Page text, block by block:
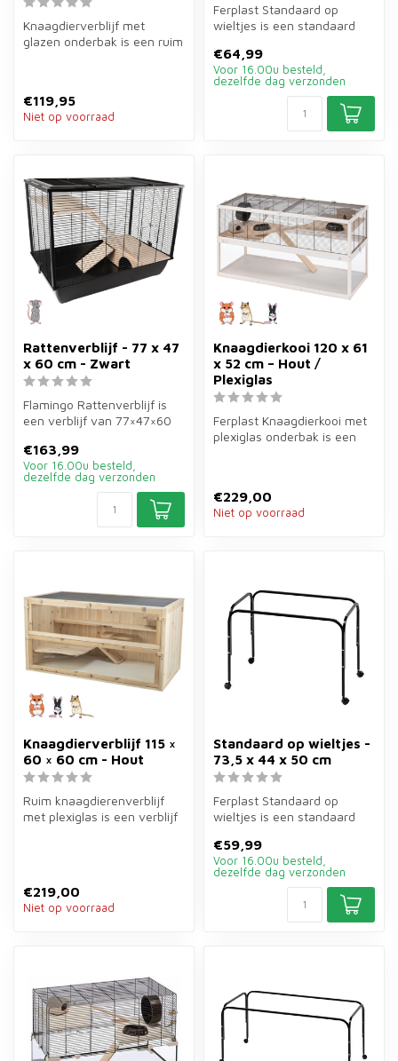
Knaagdierverblijf met
glazen onderbak is een ruim
€119,95
Niet op voorraad
Ferplast Standaard op
wieltjes is een standaard
Ferplast ve...
€64,99
Voor 16.00u besteld,
dezelfde dag verzonden
Rattenverblijf - 77 x 47
x 60 cm - Zwart
Flamingo Rattenverblijf is
een verblijf van 77×47×60
dwergratte...
€163,99
Voor 16.00u besteld,
dezelfde dag verzonden
Knaagdierkooi 120 x 61
x 52 cm – Hout /
Plexiglas
Ferplast Knaagdierkooi met
plexiglas onderbak is een
€229,00
Niet op voorraad
Knaagdierverblijf 115 ×
60 × 60 cm - Hout
Ruim knaagdierenverblijf
met plexiglas is een verblijf
€219,00
Niet op voorraad
Standaard op wieltjes -
73,5 x 44 x 50 cm
Ferplast Standaard op
wieltjes is een standaard
Ferplast ...
€59,99
Voor 16.00u besteld,
dezelfde dag verzonden